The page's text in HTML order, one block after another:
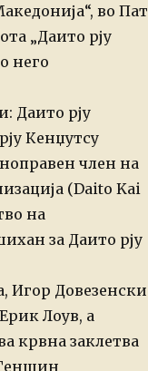
во Пат
„Даито рју
него
Даито рју
Кенџутсу
член на
(Daito Kai
на
за Даито рју
Игор Довезенски
Лоув, а
крвна заклетва